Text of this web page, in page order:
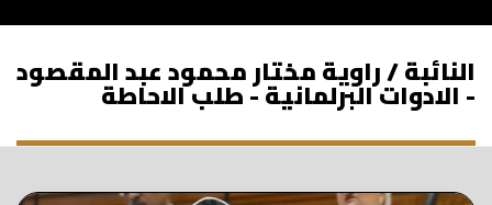
النائبة / راوية مختار محمود عبد المقصود
- الادوات البرلمانية - طلب الاحاطة